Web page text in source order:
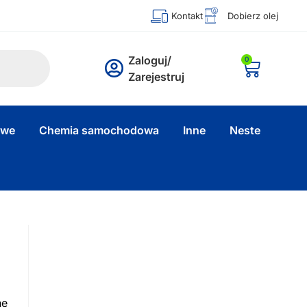
Kontakt Dobierz olej
Zaloguj/
Zarejestruj
0
Chemia samochodowa Inne Neste